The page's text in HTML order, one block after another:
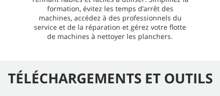
formation, évitez les temps d’arrêt des
machines, accédez à des professionnels du
service et de la réparation et gérez votre flotte
de machines à nettoyer les planchers.
TÉLÉCHARGEMENTS ET OUTILS